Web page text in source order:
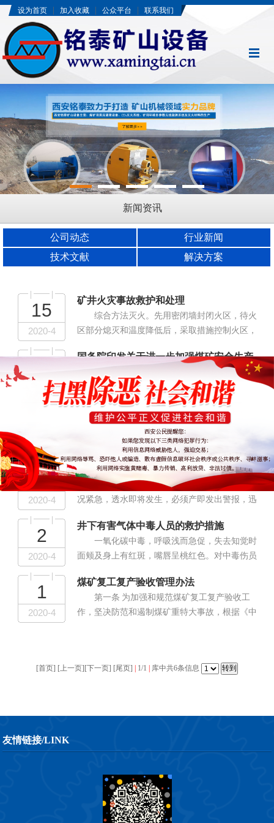
设为首页 加入收藏 公众平台 联系我们
新闻资讯
公司动态
行业新闻
技术文献
解决方案
15
2020-4
矿井火灾事故救护和处理
综合方法灭火。先用密闭墙封闭火区，待火
区部分熄灭和温度降低后，采取措施控制火区，
面积封闭；待火势减弱后，再锁风逐步缩小火区
范围；然后进行直接灭火。...
8
2020-4
国务院印发关于进一步加强煤矿安全生产
中新网10月29日电 据国家煤矿安监局网站消
息，近期，全国接连发生多起较大煤矿生产安全
事故，特别是10月下旬5天内连续发生3起较大事
故，且均发生在国有煤矿，损失惨重，教训深
刻，煤矿安全生产形势陡然严峻...
2020-4
瓦斯和煤尘爆炸时的自救要点
当瓦斯、煤尘爆炸时在现场和附近巷道的工
作人员，千万不可惊慌失措。当听到爆炸声和感
到冲击波造成的空气震动气浪时，应迅速背朝爆
炸冲击波传来方向卧倒，脸部朝下，把头放低
些，在有水沟地方最好侧卧在水沟里边，脸...
7
2020-4
矿井透水的自救要点与自救程序
发现透水预兆要立即向调度室汇报， 若是情
况紧急，透水即将发生，必须产即发出警报，迅
淹井，并及时撤出所有受水害威胁的人员。...
2
2020-4
井下有害气体中毒人员的救护措施
一氧化碳中毒，呼吸浅而急促，失去知觉时
面颊及身上有红斑，嘴唇呈桃红色。对中毒伤员
5％～7％的二氧化碳，以兴奋呼吸中枢，促进恢
复呼吸机能。...
1
2020-4
煤矿复工复产验收管理办法
第一条 为加强和规范煤矿复工复产验收工
作，坚决防范和遏制煤矿重特大事故，根据《中
[首页] [上一页][下一页] [尾页] | 1/1 | 库中共6条信息
友情链接/LINK